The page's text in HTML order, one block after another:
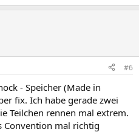
#6
- Speicher (Made in
fix. Ich habe gerade zwei
Teilchen rennen mal extrem.
Convention mal richtig